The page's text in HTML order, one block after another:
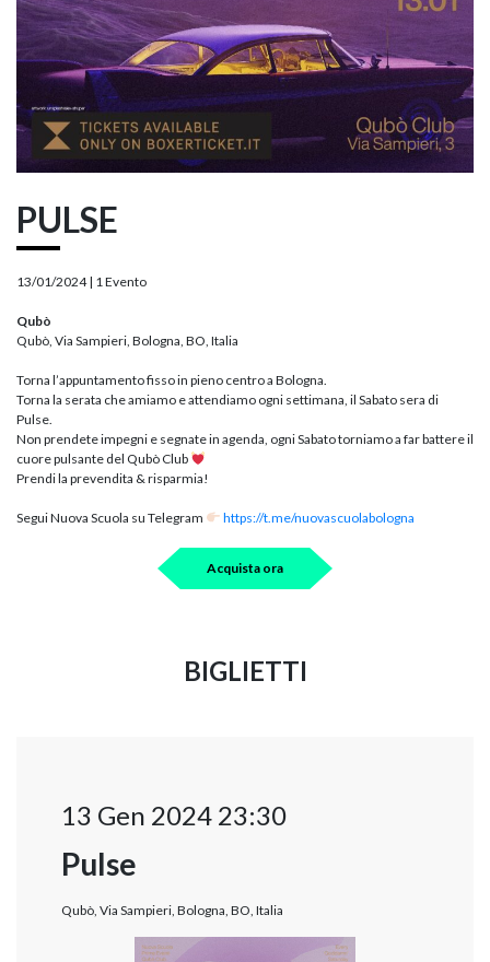
PULSE
13/01/2024 | 1 Evento
Qubò
Qubò, Via Sampieri, Bologna, BO, Italia
Torna l’appuntamento fisso in pieno centro a Bologna.
Torna la serata che amiamo e attendiamo ogni settimana, il Sabato sera di
Pulse.
Non prendete impegni e segnate in agenda, ogni Sabato torniamo a far battere il
cuore pulsante del Qubò Club
Prendi la prevendita & risparmia!
Segui Nuova Scuola su Telegram https://t.me/nuovascuolabologna
Acquista ora
BIGLIETTI
13 Gen 2024 23:30
Pulse
Qubò, Via Sampieri, Bologna, BO, Italia